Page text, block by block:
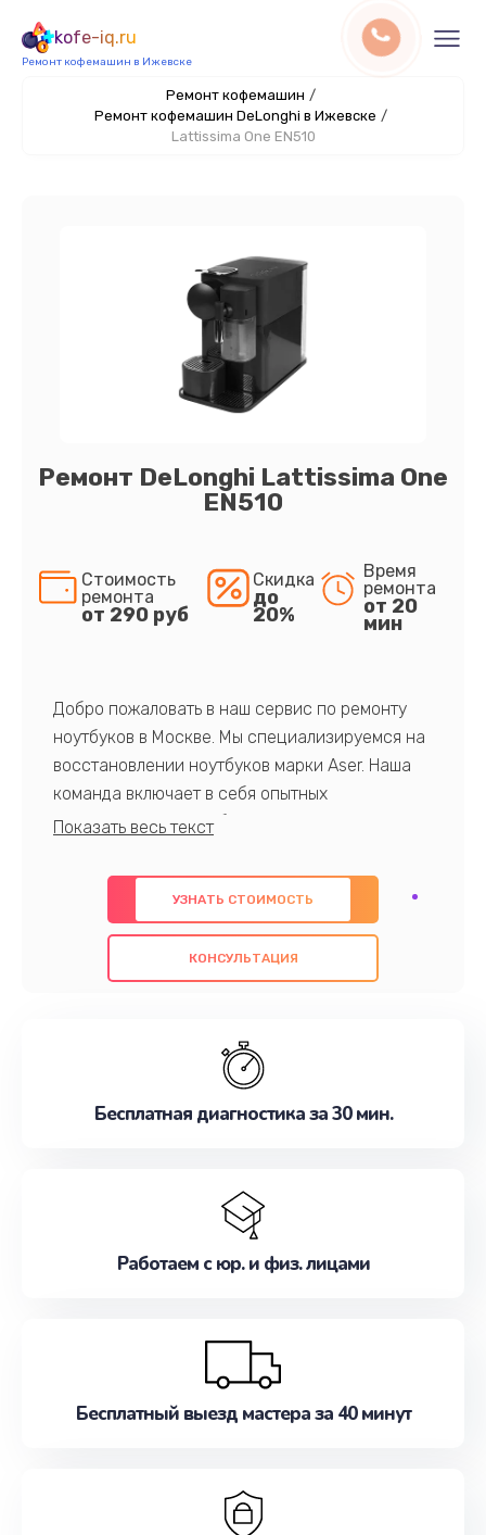
kofe-iq.ru
Ремонт кофемашин в Ижевске
Ремонт кофемашин /
Ремонт кофемашин DeLonghi в Ижевске /
Lattissima One EN510
Ремонт DeLonghi Lattissima One
EN510
Стоимость
ремонта
от 290 руб
Скидка
до
20%
Время
ремонта
от 20
мин
Добро пожаловать в наш сервис по ремонту
ноутбуков в Москве. Мы специализируемся на
восстановлении ноутбуков марки Aser. Наша
команда включает в себя опытных
профессионалов с обширными знаниями и
предлагаем быстрый и качественный ремонт с
использованием оригинальных компонентов, а
также гарантируем качество всех
проведенных работ. Наша цель - предоставить
наилучшим образом. Не медлите записаться на
УЗНАТЬ СТОИМОСТЬ
КОНСУЛЬТАЦИЯ
Бесплатная диагностика за 30 мин.
Работаем с юр. и физ. лицами
Бесплатный выезд мастера за 40 минут